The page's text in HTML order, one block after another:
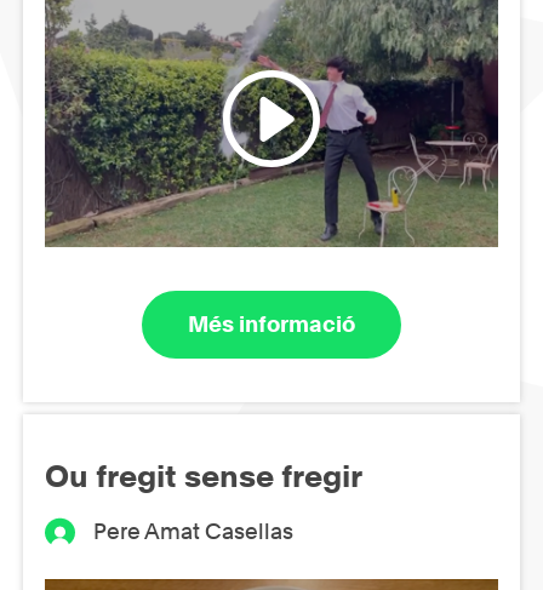
Més informació
Ou fregit sense fregir
Pere Amat Casellas